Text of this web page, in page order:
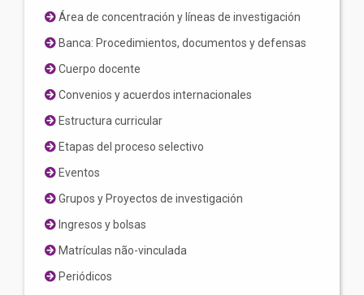
Área de concentración y líneas de investigación
Banca: Procedimientos, documentos y defensas
Cuerpo docente
Convenios y acuerdos internacionales
Estructura curricular
Etapas del proceso selectivo
Eventos
Grupos y Proyectos de investigación
Ingresos y bolsas
Matrículas não-vinculada
Periódicos